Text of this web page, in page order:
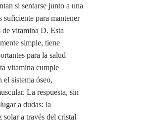
si sentarse junto a una
suficiente para mantener
de vitamina D. Esta
simple, tiene
para la salud
vitamina cumple
el sistema óseo,
La respuesta, sin
a dudas: la
solar a través del cristal